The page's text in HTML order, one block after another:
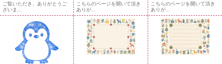
ご覧いただき、ありがとうご
ざいま...
こちらのページを開いて頂き
ありが...
こちらのページを開いて頂き
ありが...